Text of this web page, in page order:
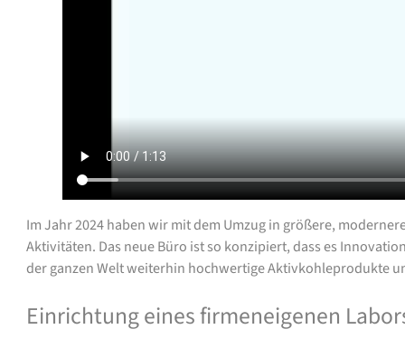
Im Jahr 2024 haben wir mit dem Umzug in größere,
Aktivitäten. Das neue Büro ist so konzipiert, dass es
der ganzen Welt weiterhin hochwertige Aktivkohleprodukte
Einrichtung eines firmeneigenen